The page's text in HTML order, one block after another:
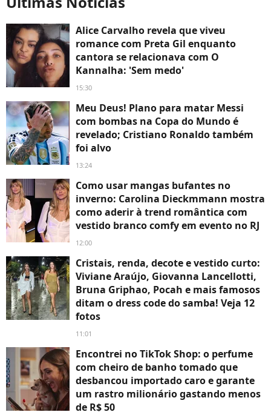
Alice Carvalho revela que viveu
romance com Preta Gil enquanto
cantora se relacionava com O
Kannalha: 'Sem medo'
15:30
Meu Deus! Plano para matar Messi
com bombas na Copa do Mundo é
revelado; Cristiano Ronaldo também
foi alvo
13:24
Como usar mangas bufantes no
inverno: Carolina Dieckmmann mostra
como aderir à trend romântica com
vestido branco comfy em evento no RJ
12:00
Cristais, renda, decote e vestido curto:
Viviane Araújo, Giovanna Lancellotti,
Bruna Griphao, Pocah e mais famosos
ditam o dress code do samba! Veja 12
fotos
11:01
Encontrei no TikTok Shop: o perfume
com cheiro de banho tomado que
desbancou importado caro e garante
um rastro milionário gastando menos
de R$ 50